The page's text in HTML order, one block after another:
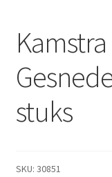
Droge
Frites
Koeling
stuks
SKU: 30851